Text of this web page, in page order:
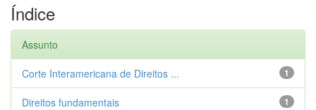
Índice
Assunto
1
Corte Interamericana de Direitos ...
1
Direitos fundamentais